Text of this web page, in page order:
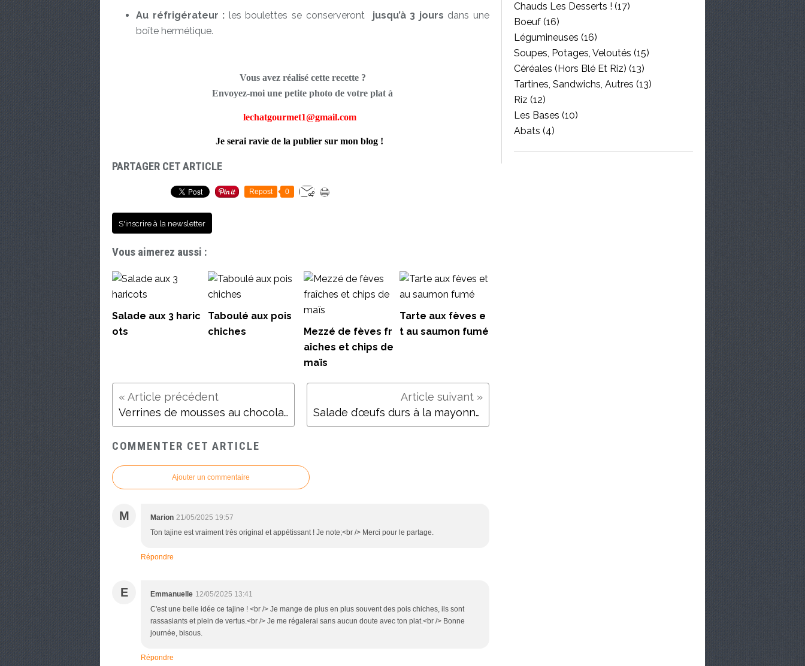
Au réfrigérateur : les boulettes se conserveront jusqu’à 3 jours dans une
boîte hermétique.
Vous avez réalisé cette recette ?
Envoyez-moi une petite photo de votre plat à
lechatgourmet1@gmail.com
Je serai ravie de la publier sur mon blog !
PARTAGER CET ARTICLE
Repost 0
S'inscrire à la newsletter
Vous aimerez aussi :
Salade aux 3 haric
ots
Taboulé aux pois
chiches
Mezzé de fèves fr
aîches et chips de
maïs
Tarte aux fèves e
t au saumon fumé
Verrines de mousses au chocolat et aux fraises Salade d’œufs durs à la mayonnaise d’avocat et pommes de terre
COMMENTER CET ARTICLE
Ajouter un commentaire
M Marion 21/05/2025 19:57
Ton tajine est vraiment très original et appétissant ! Je note;<br /> Merci pour le partage.
Répondre
E Emmanuelle 12/05/2025 13:41
C'est une belle idée ce tajine ! <br /> Je mange de plus en plus souvent des pois chiches, ils sont
rassasiants et plein de vertus.<br /> Je me régalerai sans aucun doute avec ton plat.<br /> Bonne
journée, bisous.
Répondre
Chauds Les Desserts ! (17)
Boeuf (16)
Légumineuses (16)
Soupes, Potages, Veloutés (15)
Céréales (hors Blé Et Riz) (13)
Tartines, Sandwichs, Autres (13)
Riz (12)
Les Bases (10)
Abats (4)